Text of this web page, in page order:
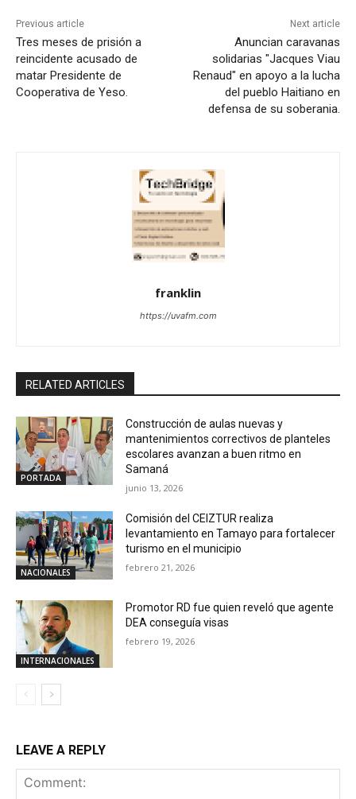
Previous article
Tres meses de prisión a
reincidente acusado de
matar Presidente de
Cooperativa de Yeso.
Next article
Anuncian caravanas
solidarias "Jacques Viau
Renaud" en apoyo a la lucha
del pueblo Haitiano en
defensa de su soberania.
franklin
https://uvafm.com
RELATED ARTICLES
PORTADA
Construcción de aulas nuevas y
mantenimientos correctivos de planteles
escolares avanzan a buen ritmo en
Samaná
junio 13, 2026
NACIONALES
Comisión del CEIZTUR realiza
levantamiento en Tamayo para fortalecer
turismo en el municipio
febrero 21, 2026
INTERNACIONALES
Promotor RD fue quien reveló que agente
DEA conseguía visas
febrero 19, 2026
LEAVE A REPLY